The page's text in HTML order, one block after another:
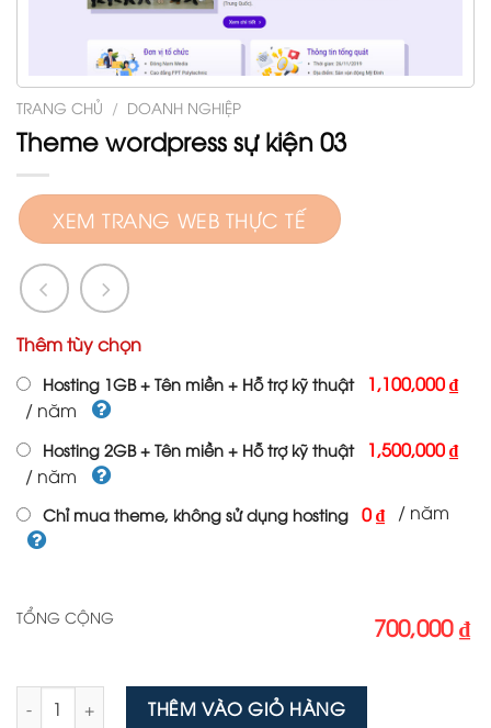
TRANG CHỦ / DOANH NGHIỆP
Theme wordpress sự kiện 03
XEM TRANG WEB THỰC TẾ
Thêm tùy chọn
Hosting 1GB + Tên miền + Hỗ trợ kỹ thuật
1,100,000 ₫
/ năm
Hosting 2GB + Tên miền + Hỗ trợ kỹ thuật
1,500,000 ₫
/ năm
Chỉ mua theme, không sử dụng hosting 0 ₫ / năm
TỔNG CỘNG 700,000 ₫
Theme wordpress sự kiện 03 số lượng
THÊM VÀO GIỎ HÀNG